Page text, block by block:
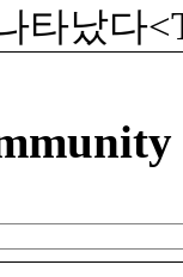
타났다